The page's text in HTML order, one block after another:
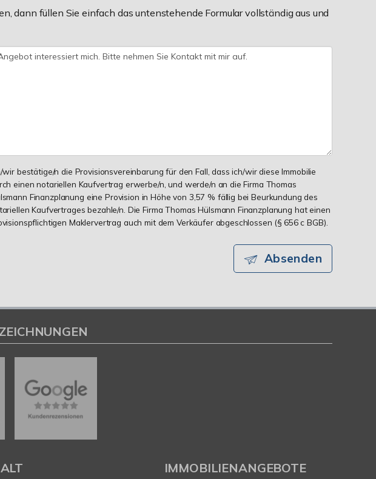
dann füllen Sie einfach das untenstehende Formular vollständig aus und
wir bestätige/n die Provisionsvereinbarung für den Fall, dass ich/wir diese Immobilie
einen notariellen Kaufvertrag erwerbe/n, und werde/n an die Firma Thomas
Finanzplanung eine Provision in Höhe von 3,57 % fällig bei Beurkundung des
Kaufvertrages bezahle/n. Die Firma Thomas Hülsmann Finanzplanung hat einen
Maklervertrag auch mit dem Verkäufer abgeschlossen (§ 656 c BGB).
Absenden
IMMOBILIENANGEBOTE